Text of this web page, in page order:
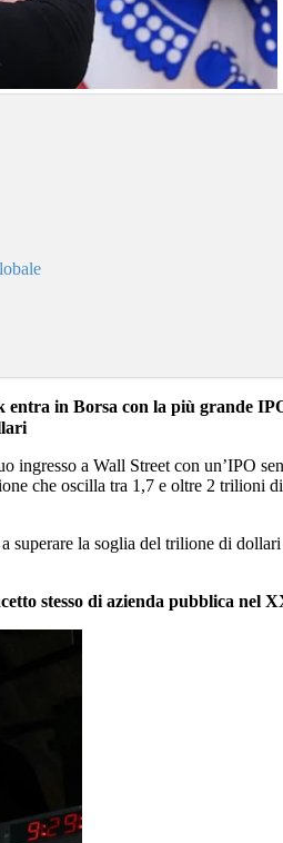
in Borsa con la più grande
a Wall Street con un’IPO
che oscilla tra 1,7 e oltre 2
la soglia del trilione di
stesso di azienda pubblica nel